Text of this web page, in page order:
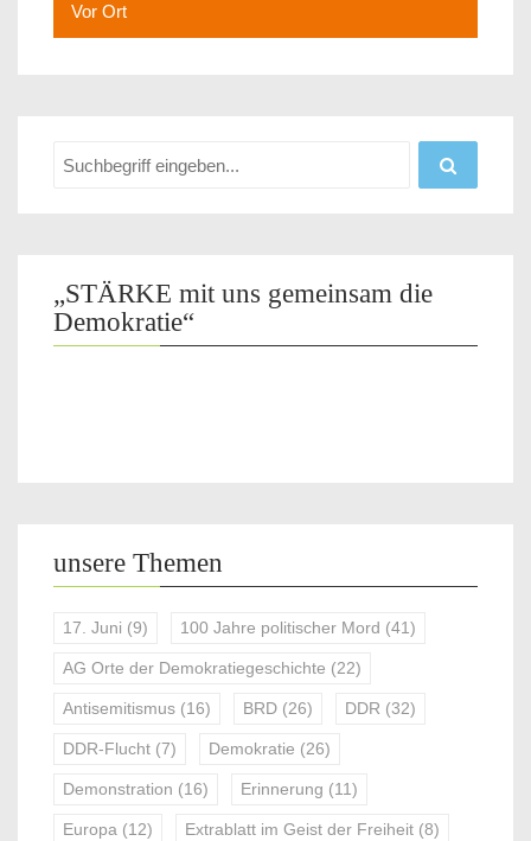
Vor Ort
„STÄRKE mit uns gemeinsam die
Demokratie“
unsere Themen
17. Juni (9) 100 Jahre politischer Mord (41)
AG Orte der Demokratiegeschichte (22)
Antisemitismus (16) BRD (26) DDR (32)
DDR-Flucht (7) Demokratie (26)
Demonstration (16) Erinnerung (11)
Europa (12) Extrablatt im Geist der Freiheit (8)